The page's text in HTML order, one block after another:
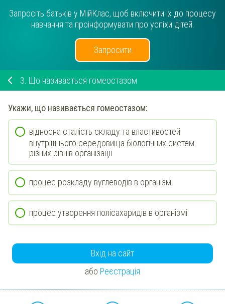
Запросіть батьків у МійКлас, щоб включити їх до процесу
навчання та проінформувати про успіхи дітей.
Запросити
3. Що називається гомеостазом
Укажи, що називається гомеостазом:
відносна сталість складу та властивостей
внутрішнього середовища біологічних систем
різних рівнів організації
процес розкладу вуглеводів в організмі
процес утворення полісахаридів в організмі
Вхід на сайт
або Реєстрація